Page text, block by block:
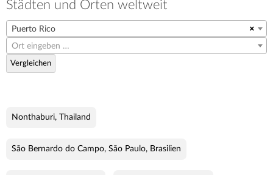
Städten und Orten weltweit
×
Puerto Rico
Ort eingeben …
Vergleichen
Nonthaburi, Thailand
São Bernardo do Campo, São Paulo, Brasilien